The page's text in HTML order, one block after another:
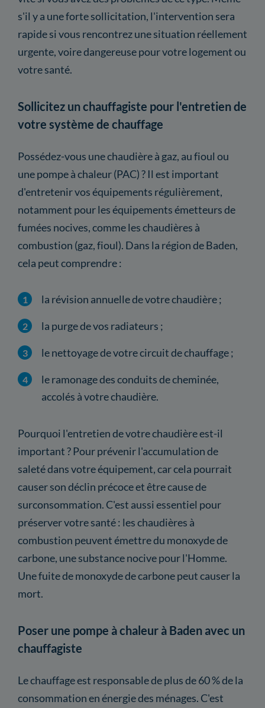
s'il y a une forte sollicitation, l'intervention sera
rapide si vous rencontrez une situation réellement
urgente, voire dangereuse pour votre logement ou
votre santé.
Sollicitez un chauffagiste pour l'entretien de
votre système de chauffage
Possédez-vous une chaudière à gaz, au fioul ou
une pompe à chaleur (PAC) ? Il est important
d'entretenir vos équipements régulièrement,
notamment pour les équipements émetteurs de
fumées nocives, comme les chaudières à
combustion (gaz, fioul). Dans la région de Baden,
cela peut comprendre :
la révision annuelle de votre chaudière ;
la purge de vos radiateurs ;
le nettoyage de votre circuit de chauffage ;
le ramonage des conduits de cheminée,
accolés à votre chaudière.
Pourquoi l'entretien de votre chaudière est-il
important ? Pour prévenir l'accumulation de
saleté dans votre équipement, car cela pourrait
causer son déclin précoce et être cause de
surconsommation. C'est aussi essentiel pour
préserver votre santé : les chaudières à
combustion peuvent émettre du monoxyde de
carbone, une substance nocive pour l'Homme.
Une fuite de monoxyde de carbone peut causer la
mort.
Poser une pompe à chaleur à Baden avec un
chauffagiste
Le chauffage est responsable de plus de 60 % de la
consommation en énergie des ménages. C'est